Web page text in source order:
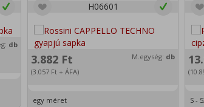
db
H06601
3.882 Ft
(3.057 Ft + ÁFA)
M.egység: db
egy méret S -